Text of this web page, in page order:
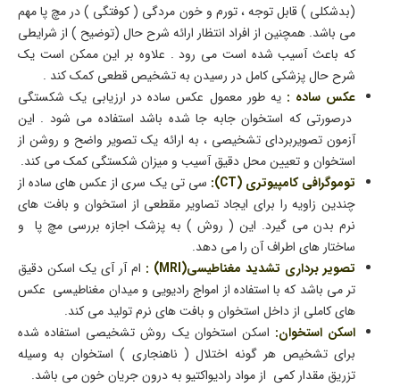
(بدشکلی ) قابل توجه ، تورم و خون مردگی ( کوفتگی ) در مچ پا مهم
می باشد. همچنین از افراد انتظار ارائه شرح حال (توضیح ) از شرایطی
که باعث آسیب شده است می رود . علاوه بر این ممکن است یک
شرح حال پزشکی کامل در رسیدن به تشخیص قطعی کمک کند .
عکس ساده : یه طور معمول عکس ساده در ارزیابی یک شکستگی
درصورتی که استخوان جابه جا شده باشد استفاده می شود . این
آزمون تصویربردای تشخیصی ، به ارائه یک تصویر واضح و روشن از
استخوان و تعیین محل دقیق آسیب و میزان شکستگی کمک می کند.
توموگرافی کامپیوتری (CT):
سی تی یک سری از عکس های ساده از
چندین زاویه را برای ایجاد تصاویر مقطعی از استخوان و بافت های
نرم بدن می گیرد. این ( روش ) به پزشک اجازه بررسی مچ پا و
ساختار های اطراف آن را می دهد.
تصویر برداری تشدید مغناطیسی(MRI) :
ام آر آی یک اسکن دقیق
تر می باشد که با استفاده از امواج رادیویی و میدان مغناطیسی عکس
های کاملی از داخل استخوان و بافت های نرم تولید می کند.
اسکن استخوان: اسکن استخوان یک روش تشخیصی استفاده شده
برای تشخیص هر گونه اختلال ( ناهنجاری ) استخوان به وسیله
تزریق مقدار کمی از مواد رادیواکتیو به درون جریان خون می باشد.